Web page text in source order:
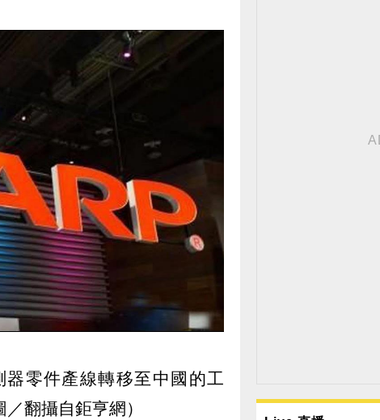
零件產線轉移至中國的工
翻攝自鉅亨網）